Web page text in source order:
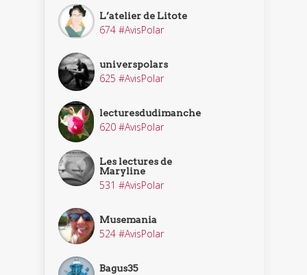
L’atelier de Litote
674 #AvisPolar
universpolars
625 #AvisPolar
lecturesdudimanche
620 #AvisPolar
Les lectures de
Maryline
531 #AvisPolar
Musemania
524 #AvisPolar
Bagus35